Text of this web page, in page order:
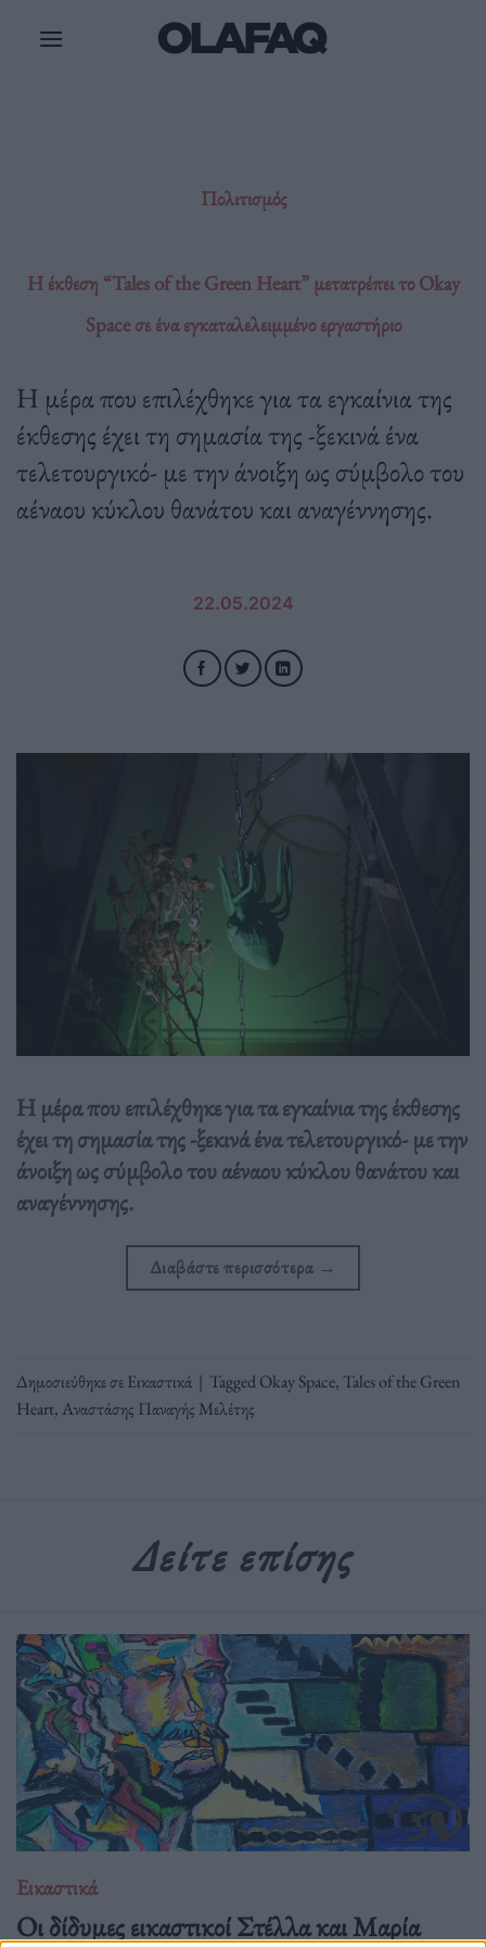
Πολιτισμός
Η έκθεση “Tales of the Green Heart” μετατρέπει το Okay
Space σε ένα εγκαταλελειμμένο εργαστήριο
Η μέρα που επιλέχθηκε για τα εγκαίνια της
έκθεσης έχει τη σημασία της -ξεκινά ένα
τελετουργικό- με την άνοιξη ως σύμβολο του
αέναου κύκλου θανάτου και αναγέννησης.
22.05.2024
Η μέρα που επιλέχθηκε για τα εγκαίνια της έκθεσης
έχει τη σημασία της -ξεκινά ένα τελετουργικό- με την
άνοιξη ως σύμβολο του αέναου κύκλου θανάτου και
αναγέννησης.
Διαβάστε περισσότερα →
Δημοσιεύθηκε σεΕικαστικά | TaggedOkay Space, Tales of the Green
Heart,Αναστάσης Παναγής Μελέτης
Δείτε επίσης
Εικαστικά
Οι δίδυμες εικαστικοί Στέλλα και Μαρία